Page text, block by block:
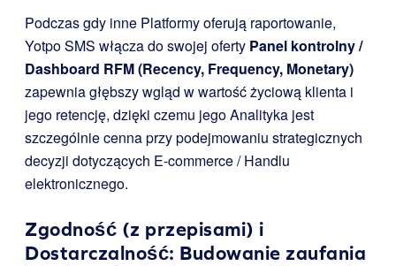
Podczas gdy inne Platformy oferują raportowanie,
Yotpo SMS włącza do swojej oferty Panel kontrolny /
Dashboard RFM (Recency, Frequency, Monetary)
zapewnia głębszy wgląd w wartość życiową klienta i
jego retencję, dzięki czemu jego Analityka jest
szczególnie cenna przy podejmowaniu strategicznych
decyzji dotyczących E-commerce / Handlu
elektronicznego.
Zgodność (z przepisami) i
Dostarczalność: Budowanie zaufania